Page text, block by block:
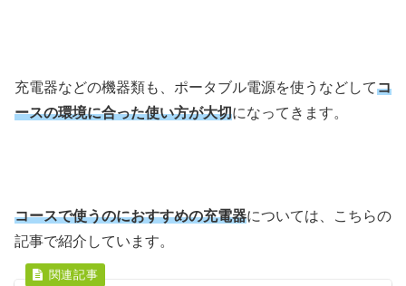
充電器などの機器類も、ポータブル電源を使うなどしてコ
ースの環境に合った使い方が大切になってきます。
コースで使うのにおすすめの充電器については、こちらの
記事で紹介しています。